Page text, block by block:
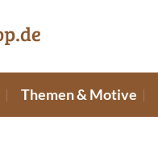
Themen & Motive